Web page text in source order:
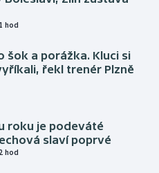
hod
šok a porážka. Kluci si
řekl trenér Plzně
roku je podeváté
slaví poprvé
hod